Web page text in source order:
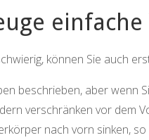
einfache
können Sie auch
beschrieben, aber wenn
verschränken vor dem
nach vorn sinken,